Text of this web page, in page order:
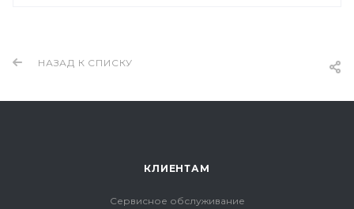
НАЗАД К СПИСКУ
КЛИЕНТАМ
Сервисное обслуживание